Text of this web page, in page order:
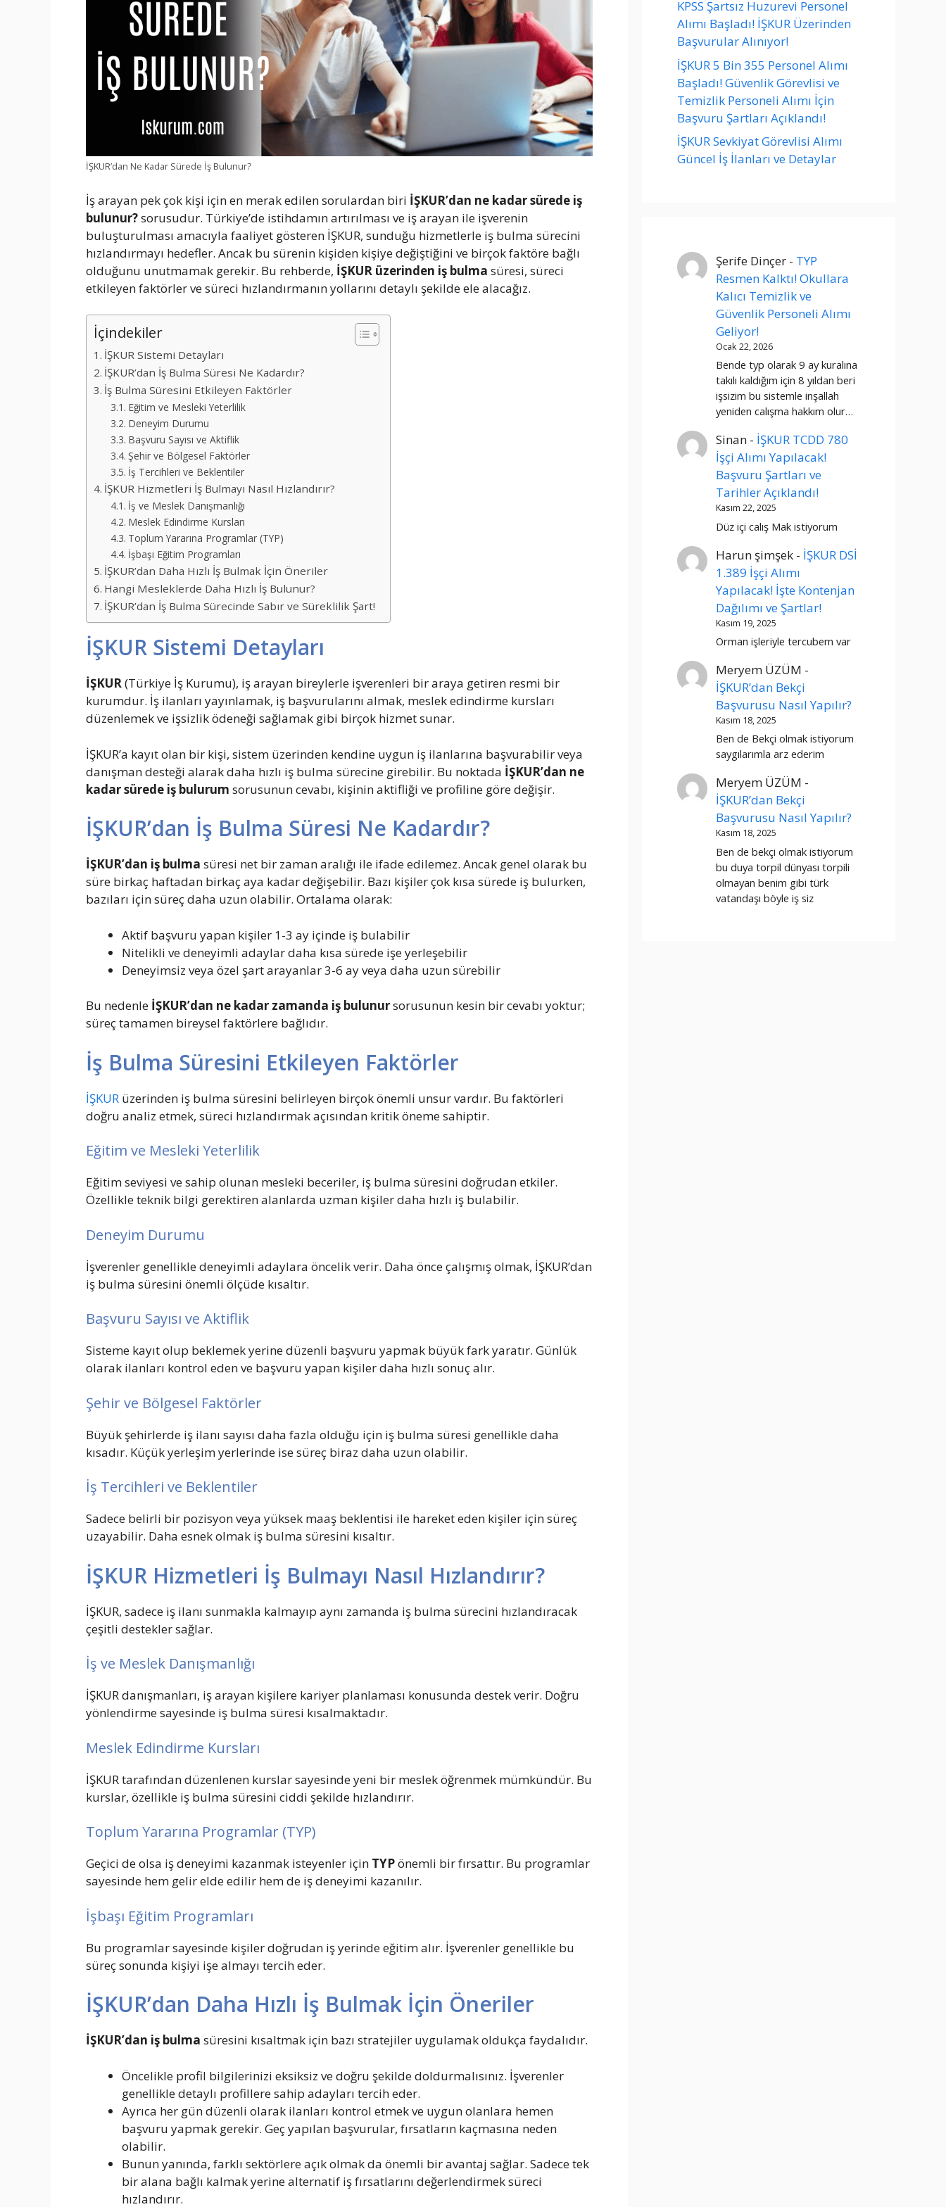
İŞKUR’dan Ne Kadar Sürede İş Bulunur?
İş arayan pek çok kişi için en merak edilen sorulardan biri İŞKUR’dan ne kadar sürede iş
bulunur?sorusudur. Türkiye’de istihdamın artırılması ve iş arayan ile işverenin
buluşturulması amacıyla faaliyet gösteren İŞKUR, sunduğu hizmetlerle iş bulma sürecini
hızlandırmayı hedefler. Ancak bu sürenin kişiden kişiye değiştiğini ve birçok faktöre bağlı
olduğunu unutmamak gerekir. Bu rehberde, İŞKUR üzerinden iş bulma süresi, süreci
etkileyen faktörler ve süreci hızlandırmanın yollarını detaylı şekilde ele alacağız.
İçindekiler
İŞKUR Sistemi Detayları
İŞKUR’dan İş Bulma Süresi Ne Kadardır?
İş Bulma Süresini Etkileyen Faktörler
Eğitim ve Mesleki Yeterlilik
Deneyim Durumu
Başvuru Sayısı ve Aktiflik
Şehir ve Bölgesel Faktörler
İş Tercihleri ve Beklentiler
İŞKUR Hizmetleri İş Bulmayı Nasıl Hızlandırır?
İş ve Meslek Danışmanlığı
Meslek Edindirme Kursları
Toplum Yararına Programlar (TYP)
İşbaşı Eğitim Programları
İŞKUR’dan Daha Hızlı İş Bulmak İçin Öneriler
Hangi Mesleklerde Daha Hızlı İş Bulunur?
İŞKUR’dan İş Bulma Sürecinde Sabır ve Süreklilik Şart!
İŞKUR Sistemi Detayları
İŞKUR(Türkiye İş Kurumu), iş arayan bireylerle işverenleri bir araya getiren resmi bir
kurumdur. İş ilanları yayınlamak, iş başvurularını almak, meslek edindirme kursları
düzenlemek ve işsizlik ödeneği sağlamak gibi birçok hizmet sunar.
İŞKUR’a kayıt olan bir kişi, sistem üzerinden kendine uygun iş ilanlarına başvurabilir veya
danışman desteği alarak daha hızlı iş bulma sürecine girebilir. Bu noktada İŞKUR’dan ne
kadar sürede iş bulurum sorusunun cevabı, kişinin aktifliği ve profiline göre değişir.
İŞKUR’dan İş Bulma Süresi Ne Kadardır?
İŞKUR’dan iş bulma süresi net bir zaman aralığı ile ifade edilemez. Ancak genel olarak bu
süre birkaç haftadan birkaç aya kadar değişebilir. Bazı kişiler çok kısa sürede iş bulurken,
bazıları için süreç daha uzun olabilir. Ortalama olarak:
Aktif başvuru yapan kişiler 1-3 ay içinde iş bulabilir
Nitelikli ve deneyimli adaylar daha kısa sürede işe yerleşebilir
Deneyimsiz veya özel şart arayanlar 3-6 ay veya daha uzun sürebilir
Bu nedenle İŞKUR’dan ne kadar zamanda iş bulunursorusunun kesin bir cevabı yoktur;
süreç tamamen bireysel faktörlere bağlıdır.
İş Bulma Süresini Etkileyen Faktörler
İŞKUR üzerinden iş bulma süresini belirleyen birçok önemli unsur vardır. Bu faktörleri
doğru analiz etmek, süreci hızlandırmak açısından kritik öneme sahiptir.
Eğitim ve Mesleki Yeterlilik
Eğitim seviyesi ve sahip olunan mesleki beceriler, iş bulma süresini doğrudan etkiler.
Özellikle teknik bilgi gerektiren alanlarda uzman kişiler daha hızlı iş bulabilir.
Deneyim Durumu
İşverenler genellikle deneyimli adaylara öncelik verir. Daha önce çalışmış olmak, İŞKUR’dan
iş bulma süresini önemli ölçüde kısaltır.
Başvuru Sayısı ve Aktiflik
Sisteme kayıt olup beklemek yerine düzenli başvuru yapmak büyük fark yaratır. Günlük
olarak ilanları kontrol eden ve başvuru yapan kişiler daha hızlı sonuç alır.
Şehir ve Bölgesel Faktörler
Büyük şehirlerde iş ilanı sayısı daha fazla olduğu için iş bulma süresi genellikle daha
kısadır. Küçük yerleşim yerlerinde ise süreç biraz daha uzun olabilir.
İş Tercihleri ve Beklentiler
Sadece belirli bir pozisyon veya yüksek maaş beklentisi ile hareket eden kişiler için süreç
uzayabilir. Daha esnek olmak iş bulma süresini kısaltır.
İŞKUR Hizmetleri İş Bulmayı Nasıl Hızlandırır?
İŞKUR, sadece iş ilanı sunmakla kalmayıp aynı zamanda iş bulma sürecini hızlandıracak
çeşitli destekler sağlar.
İş ve Meslek Danışmanlığı
İŞKUR danışmanları, iş arayan kişilere kariyer planlaması konusunda destek verir. Doğru
yönlendirme sayesinde iş bulma süresi kısalmaktadır.
Meslek Edindirme Kursları
İŞKUR tarafından düzenlenen kurslar sayesinde yeni bir meslek öğrenmek mümkündür. Bu
kurslar, özellikle iş bulma süresini ciddi şekilde hızlandırır.
Toplum Yararına Programlar (TYP)
Geçici de olsa iş deneyimi kazanmak isteyenler için TYPönemli bir fırsattır. Bu programlar
sayesinde hem gelir elde edilir hem de iş deneyimi kazanılır.
İşbaşı Eğitim Programları
Bu programlar sayesinde kişiler doğrudan iş yerinde eğitim alır. İşverenler genellikle bu
süreç sonunda kişiyi işe almayı tercih eder.
İŞKUR’dan Daha Hızlı İş Bulmak İçin Öneriler
İŞKUR’dan iş bulma süresini kısaltmak için bazı stratejiler uygulamak oldukça faydalıdır.
Öncelikle profil bilgilerinizi eksiksiz ve doğru şekilde doldurmalısınız. İşverenler
genellikle detaylı profillere sahip adayları tercih eder.
Ayrıca her gün düzenli olarak ilanları kontrol etmek ve uygun olanlara hemen
başvuru yapmak gerekir. Geç yapılan başvurular, fırsatların kaçmasına neden
olabilir.
Bunun yanında, farklı sektörlere açık olmak da önemli bir avantaj sağlar. Sadece tek
bir alana bağlı kalmak yerine alternatif iş fırsatlarını değerlendirmek süreci
hızlandırır.
KPSS Şartsız Huzurevi Personel
Alımı Başladı! İŞKUR Üzerinden
Başvurular Alınıyor!
İŞKUR 5 Bin 355 Personel Alımı
Başladı! Güvenlik Görevlisi ve
Temizlik Personeli Alımı İçin
Başvuru Şartları Açıklandı!
İŞKUR Sevkiyat Görevlisi Alımı
Güncel İş İlanları ve Detaylar
Şerife Dinçer - TYP
Resmen Kalktı! Okullara
Kalıcı Temizlik ve
Güvenlik Personeli Alımı
Geliyor!
Ocak 22, 2026
Bende typ olarak 9 ay kuralına
takılı kaldığım için 8 yıldan beri
işsizim bu sistemle inşallah
yeniden calışma hakkım olur…
Sinan - İŞKUR TCDD 780
İşçi Alımı Yapılacak!
Başvuru Şartları ve
Tarihler Açıklandı!
Kasım 22, 2025
Düz içi calış Mak istiyorum
Harun şimşek - İŞKUR DSİ
1.389 İşçi Alımı
Yapılacak! İşte Kontenjan
Dağılımı ve Şartlar!
Kasım 19, 2025
Orman işleriyle tercubem var
Meryem ÜZÜM -
İŞKUR’dan Bekçi
Başvurusu Nasıl Yapılır?
Kasım 18, 2025
Ben de Bekçi olmak istiyorum
saygılarımla arz ederim
Meryem ÜZÜM -
İŞKUR’dan Bekçi
Başvurusu Nasıl Yapılır?
Kasım 18, 2025
Ben de bekçi olmak istiyorum
bu duya torpil dünyası torpili
olmayan benim gibi türk
vatandaşı böyle iş siz